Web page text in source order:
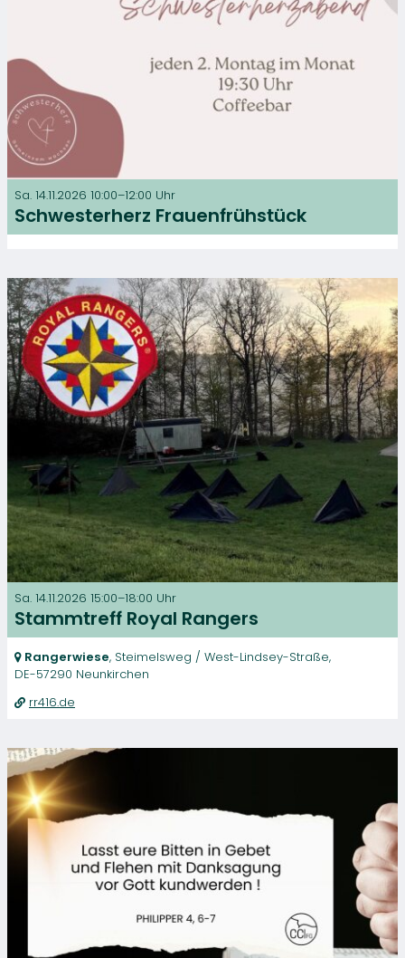
Sa. 14.11.2026 10:00–12:00 Uhr
Schwesterherz Frauenfrühstück
Sa. 14.11.2026 15:00–18:00 Uhr
Stammtreff Royal Rangers
Rangerwiese, Steimelsweg / West-Lindsey-Straße,
DE-57290 Neunkirchen
rr416.de